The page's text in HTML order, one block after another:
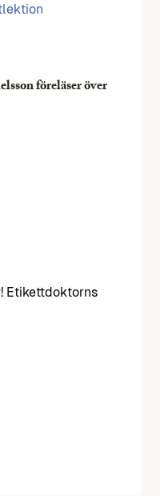
föreläser över
Etikettdoktorns